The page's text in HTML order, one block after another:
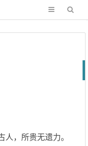
人，所贵无遗力。